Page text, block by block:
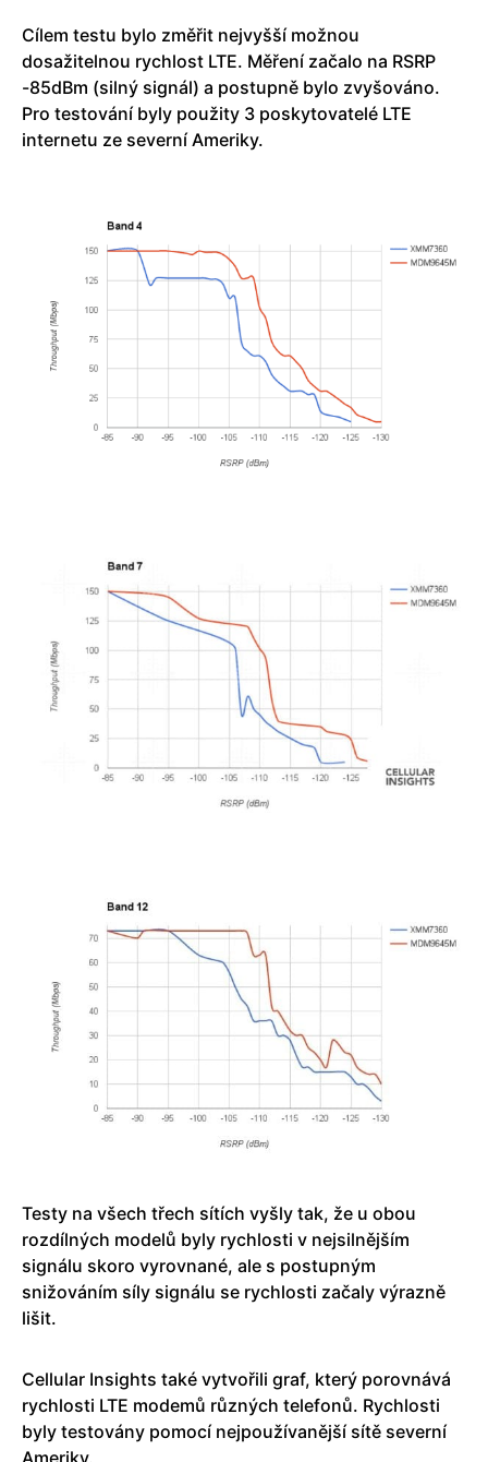
Cílem testu bylo změřit nejvyšší možnou
dosažitelnou rychlost LTE. Měření začalo na RSRP
-85dBm (silný signál) a postupně bylo zvyšováno.
Pro testování byly použity 3 poskytovatelé LTE
internetu ze severní Ameriky.
Testy na všech třech sítích vyšly tak, že u obou
rozdílných modelů byly rychlosti v nejsilnějším
signálu skoro vyrovnané, ale s postupným
snižováním síly signálu se rychlosti začaly výrazně
lišit.
Cellular Insights také vytvořili graf, který porovnává
rychlosti LTE modemů různých telefonů. Rychlosti
byly testovány pomocí nejpoužívanější sítě severní
Ameriky.